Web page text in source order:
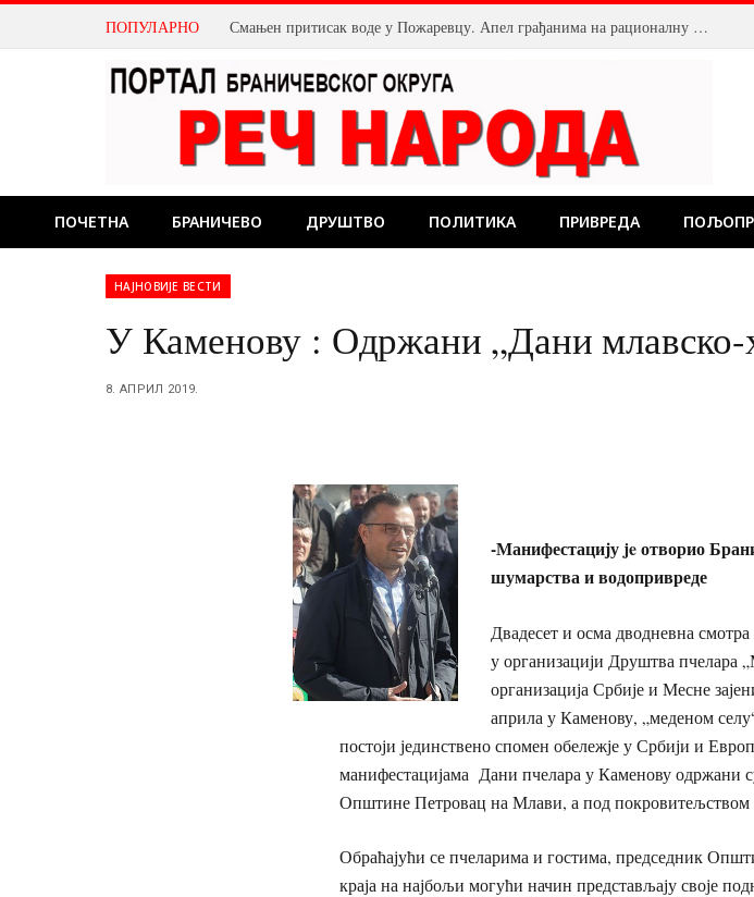
ПОПУЛАРНО Смањен притисак воде у Пожаревцу. Апел грађанима на рационалну потрошњу
ПОЧЕТНА БРАНИЧЕВО ДРУШТВО ПОЛИТИКА ПРИВРЕДА
НАЈНОВИЈЕ ВЕСТИ
У Каменову : Одржани „Дани млавско-
8. АПРИЛ 2019.
-Манифестацију jeотворио
шумарства и водопривреде
Двадесет и осма дводневна
у организацији Друштва пчелара
организација Србије и Месне
априла у Каменову, „меденом
постоји јединствено спомен обележје у Србији и
манифестацијама Дани пчелара у Каменову одржани
Општине Петровац на Млави, а под
Обраћајући се пчеларима и гостима, председник
краја на најбољи могући начин представљају своје